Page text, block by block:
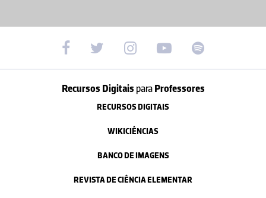
Recursos Digitais paraProfessores
RECURSOS DIGITAIS
WIKICIÊNCIAS
BANCO DE IMAGENS
REVISTA DE CIÊNCIA ELEMENTAR